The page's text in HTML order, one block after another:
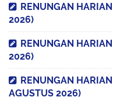
RENUNGAN
2026)
RENUNGAN
2026)
RENUNGAN
AGUSTUS 2026)